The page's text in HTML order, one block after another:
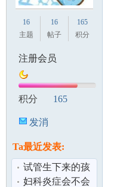
16
主题
16
帖子
165
积分
注册会员
积分 165
发消
Ta最近发表:
试管生下来的孩
子健康吗？/做试
妇科炎症会不会